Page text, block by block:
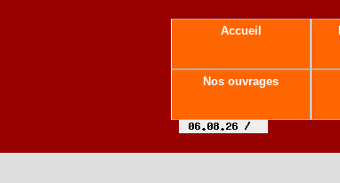
Accueil
Nos ouvrages